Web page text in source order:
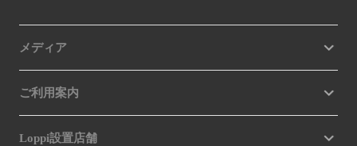
メディア
ご利用案内
Loppi設置店舗